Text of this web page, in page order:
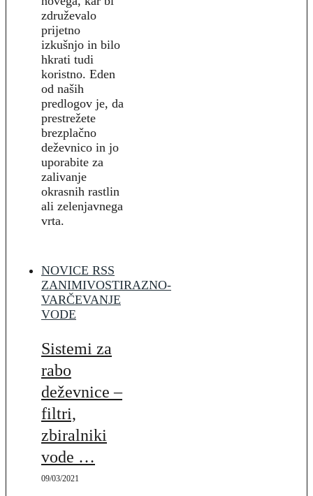
združevalo
prijetno
izkušnjo in bilo
hkrati tudi
koristno. Eden
od naših
predlogov je, da
prestrežete
brezplačno
deževnico in jo
uporabite za
zalivanje
okrasnih rastlin
ali zelenjavnega
vrta.
NOVICE RSS
ZANIMIVOSTIRAZNO-
VARČEVANJE
VODE
Sistemi za
rabo
deževnice –
filtri,
zbiralniki
vode …
09/03/2021